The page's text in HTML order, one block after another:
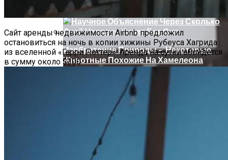
В Беларуси Смогут Закупать Больше
Лекарств Для Пациентов С Тяжелыми
Заболеваниями
Про Животных И Человека
Изобретение Природы — Некоторые
Животные Похожие На Хамелеона
Что Изучает Экология И Её Значение В
Жизни Человека
Сайт аренды недвижимости Airbnb предложил
остановиться на ночь в копии хижины Рубеуса Хагрида
из вселенной «Гарри Поттер». Аренда на сутки обойдется
в сумму около $300.